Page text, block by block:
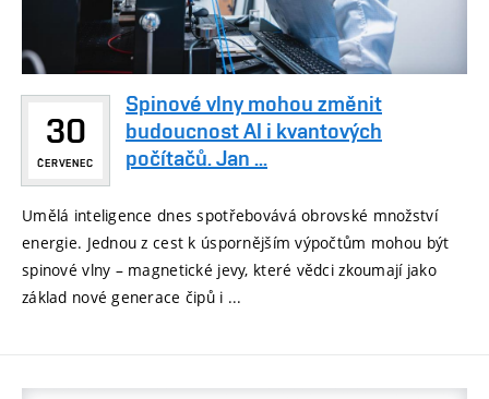
30
ČERVENEC
Spinové vlny mohou změnit
budoucnost AI i kvantových
počítačů. Jan ...
Umělá inteligence dnes spotřebovává obrovské množství
energie. Jednou z cest k úspornějším výpočtům mohou být
spinové vlny – magnetické jevy, které vědci zkoumají jako
základ nové generace čipů i ...